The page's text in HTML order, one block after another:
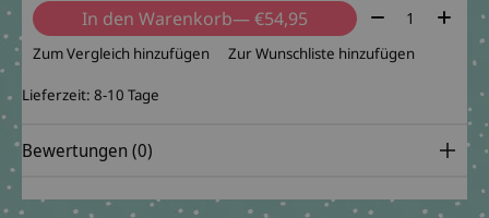
In den Warenkorb — €54,95 Menge:
Zum Vergleich hinzufügen Zur Wunschliste hinzufügen
Lieferzeit: 8-10 Tage
Bewertungen (0)